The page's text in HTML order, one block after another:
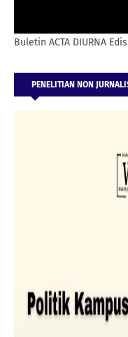
Buletin ACTA DIURNA
PENELITIAN NON